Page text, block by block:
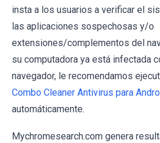
insta a los usuarios a verificar el
las aplicaciones sospechosas y/o
extensiones/complementos del
su computadora ya está infectada
navegador, le recomendamos
Combo Cleaner Antivirus para
automáticamente.
Mychromesearch.com genera